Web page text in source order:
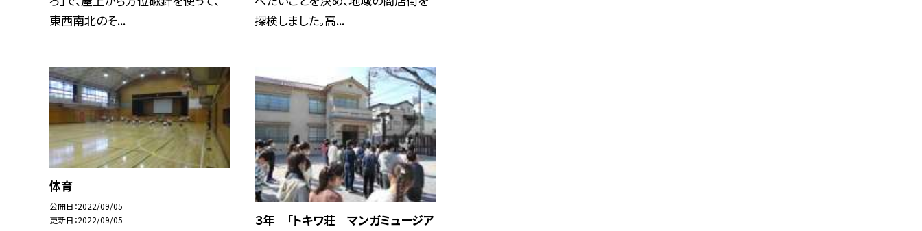
東西南北のそ...
探検しました。高...
体育
公開日 2022/09/05
更新日 2022/09/05
３年 「トキワ荘 マンガミュージア